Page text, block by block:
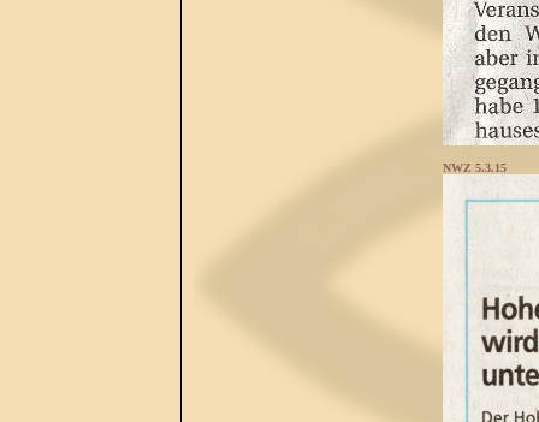
NWZ 5.3.15